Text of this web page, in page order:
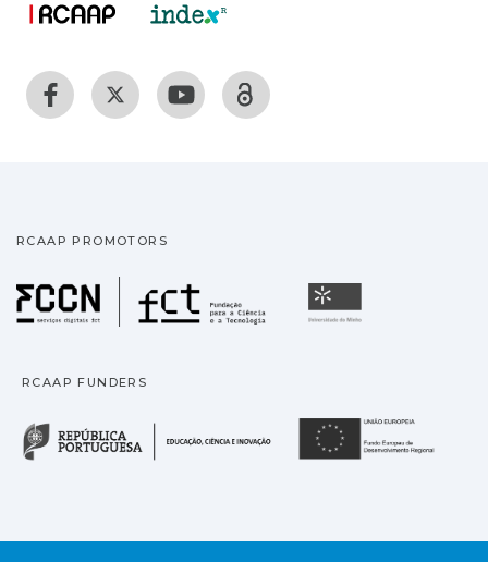
RCAAP PROMOTORS
Fundação para a
RCAAP FUNDERS
República Portuguesa